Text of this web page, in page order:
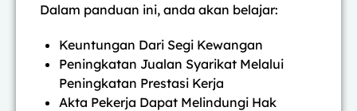
Dalam panduan ini, anda akan belajar:
Keuntungan Dari Segi Kewangan
Peningkatan Jualan Syarikat Melalui
Peningkatan Prestasi Kerja
Akta Pekerja Dapat Melindungi Hak